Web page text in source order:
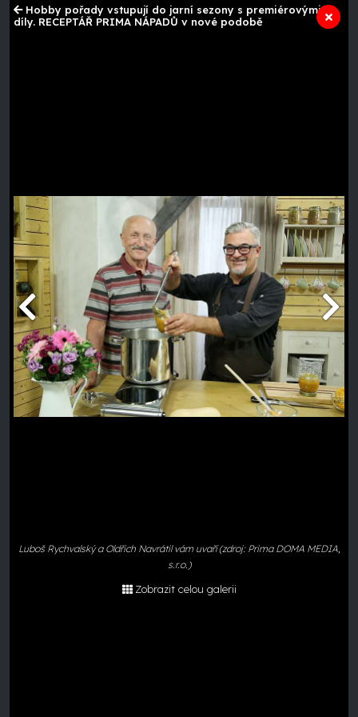
Hobby pořady vstupují do jarní sezony s premiérovými
díly. RECEPTÁŘ PRIMA NÁPADŮ v nové podobě
Luboš Rychvalský a Oldřich Navrátil vám uvaří (zdroj: Prima DOMA MEDIA,
s.r.o.)
Zobrazit celou galerii